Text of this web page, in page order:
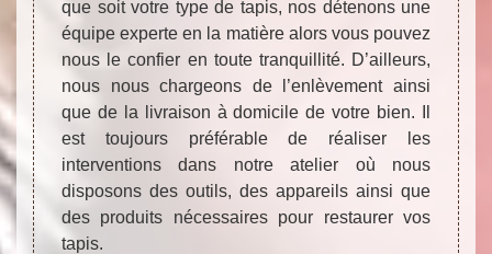
que soit votre type de tapis, nos détenons une
équipe experte en la matière alors vous pouvez
nous le confier en toute tranquillité. D’ailleurs,
nous nous chargeons de l’enlèvement ainsi
que de la livraison à domicile de votre bien. Il
est toujours préférable de réaliser les
interventions dans notre atelier où nous
disposons des outils, des appareils ainsi que
des produits nécessaires pour restaurer vos
tapis.